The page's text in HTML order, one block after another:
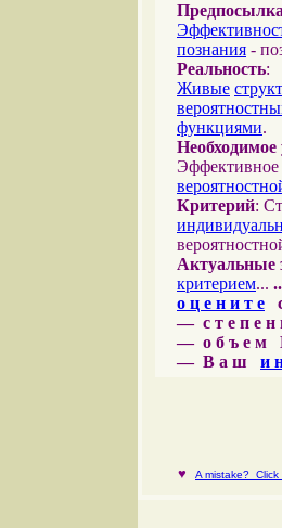
Предпосылка
познания -
Реальность:
Живые
функциями.
Необходимое
Эффективное
Критерий:
Актуальные
критерием...
о ц е н и т е
— с т е п е н
— о б ъ е м
— В а ш и
♥ A mistake? Click